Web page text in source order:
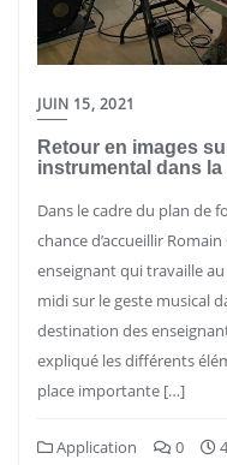
JUIN 15, 2021
Retour en images
instrumental dans
Dans le cadre du plan de
chance d’accueillir
enseignant qui travaille au
midi sur le geste musical
destination des
expliqué les différents
place importante […]
Application 0